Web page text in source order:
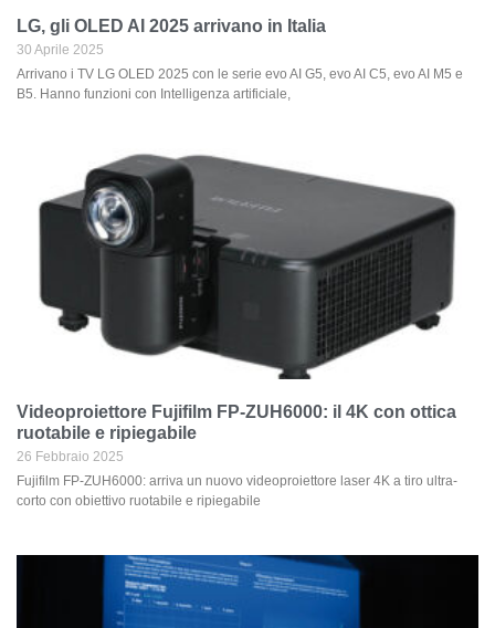
LG, gli OLED AI 2025 arrivano in Italia
30 Aprile 2025
Arrivano i TV LG OLED 2025 con le serie evo AI G5, evo AI C5, evo AI M5 e
B5. Hanno funzioni con Intelligenza artificiale,
Videoproiettore Fujifilm FP-ZUH6000: il 4K con ottica
ruotabile e ripiegabile
26 Febbraio 2025
Fujifilm FP-ZUH6000: arriva un nuovo videoproiettore laser 4K a tiro ultra-
corto con obiettivo ruotabile e ripiegabile